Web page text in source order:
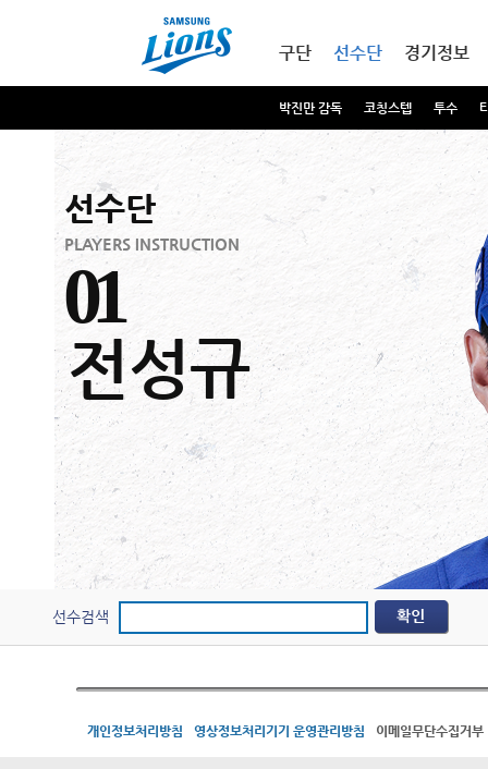
구단 선수단
박진만 감독 코칭스텝 투수
경기정보
선수단
PLAYERS INSTRUCTION
01
전성규
선수검색
개인정보처리방침 영상정보처리기기 운영관리방침 이메일무단수집거부